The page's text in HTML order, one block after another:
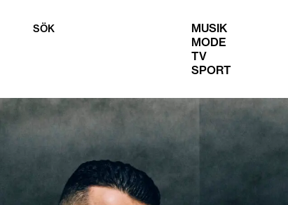
SÖK
MUSIK
MODE
TV
SPORT